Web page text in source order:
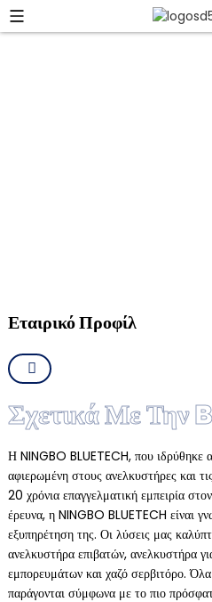
Εταιρικό Προφίλ
Σχετικά Με Την
Η NINGBO BLUETECH, που ιδρύθηκε
αφιερωμένη στους ανελκυστήρες και
20 χρόνια επαγγελματική εμπειρία
έρευνα, η NINGBO BLUETECH είναι
εξυπηρέτηση της. Οι λύσεις μας
ανελκυστήρα επιβατών, ανελκυστήρα
εμπορευμάτων και χαζό σερβιτόρο. Όλα
παράγονται σύμφωνα με το πιο